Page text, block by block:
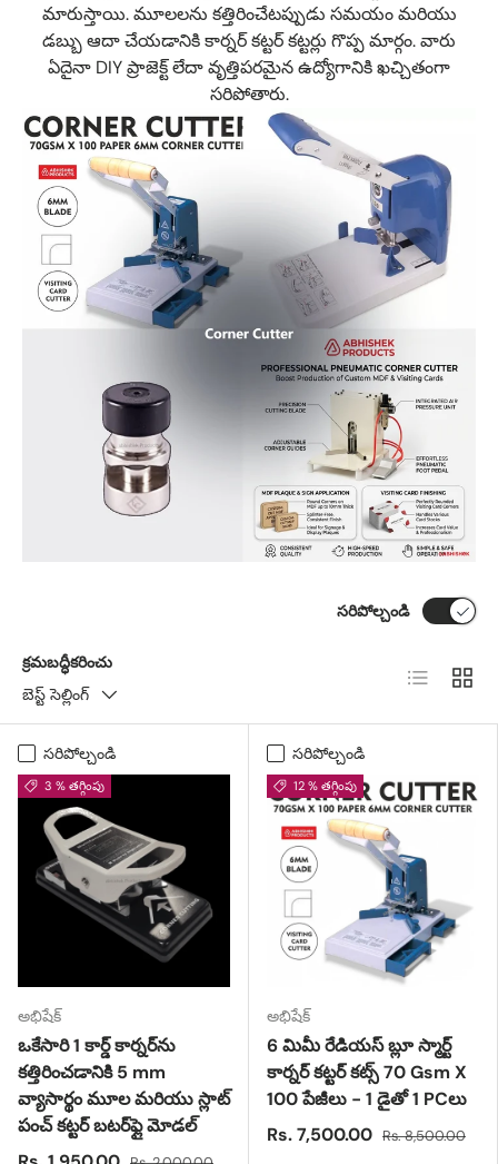
మారుస్తాయి. మూలలను కత్తిరించేటప్పుడు సమయం మరియు
డబ్బు ఆదా చేయడానికి కార్నర్ కట్టర్ కట్టర్లు గొప్ప మార్గం. వారు
ఏదైనా DIY ప్రాజెక్ట్ లేదా వృత్తిపరమైన ఉద్యోగానికి ఖచ్చితంగా
సరిపోతారు.
క్రమబద్ధీకరించు
బెస్ట్ సెల్లింగ్
సరిపోల్చండి
జాబితాగ్రిడ్
సరిపోల్చండి
3 % తగ్గింపు
అభిషేక్
ఒకేసారి 1 కార్డ్ కార్నర్‌ను
కత్తిరించడానికి 5 mm
వ్యాసార్థం మూల మరియు స్లాట్
పంచ్ కట్టర్ బటర్‌ఫ్లై మోడల్
సరిపోల్చండి
12 % తగ్గింపు
అభిషేక్
6 మిమీ రేడియస్ బ్లూ స్మార్ట్
కార్నర్ కట్టర్ కట్స్ 70 Gsm X
100 పేజీలు - 1 డైతో 1 PCలు
Rs. 7,500.00 Rs. 8,500.00